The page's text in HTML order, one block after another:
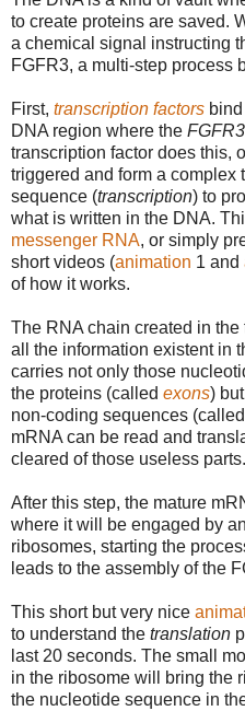
to create proteins are saved.
a chemical signal instructing
FGFR3, a multi-step process
First, transcription factors
DNA region where the FGFR3
transcription factor does this,
triggered and form a complex
sequence (transcription) to
what is written in the DNA.
messenger RNA, or simply
short videos (animation 1 and
of how it works.
The RNA chain created in
all the information existent in
carries not only those
the proteins (called exons)
non-coding sequences (called
mRNA can be read and
cleared of those useless parts.
After this step, the mature
where it will be engaged by
ribosomes, starting the
leads to the assembly of the
This short but very nice
to understand the translation
last 20 seconds. The small
in the ribosome will bring the
the nucleotide sequence in